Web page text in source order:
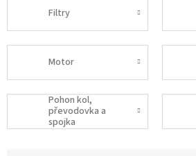
Filtry
Motor
Pohon kol,
převodovka a
spojka